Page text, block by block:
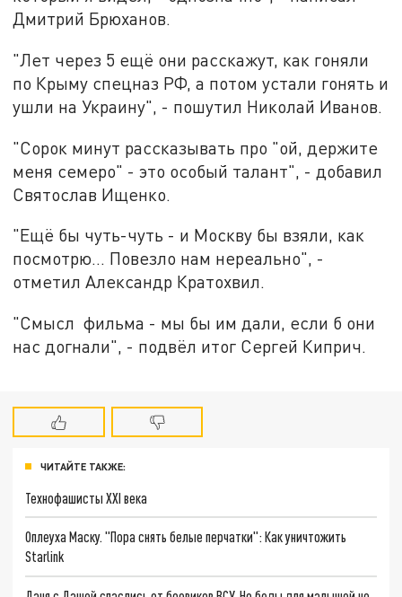
Дмитрий Брюханов.
"Лет через 5 ещё они расскажут, как гоняли
по Крыму спецназ РФ, а потом устали гонять и
ушли на Украину", - пошутил Николай Иванов.
"Сорок минут рассказывать про "ой, держите
меня семеро" - это особый талант", - добавил
Святослав Ищенко.
"Ещё бы чуть-чуть - и Москву бы взяли, как
посмотрю... Повезло нам нереально", -
отметил Александр Кратохвил.
"Смысл фильма - мы бы им дали, если б они
нас догнали", - подвёл итог Сергей Киприч.
ЧИТАЙТЕ ТАКЖЕ:
Технофашисты XXI века
Оплеуха Маску. "Пора снять белые перчатки": Как уничтожить
Starlink